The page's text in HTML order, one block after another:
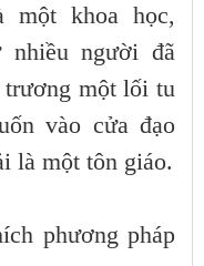
khoa học,
nhiều người đã
một lối tu
vào cửa đạo
là một tôn giáo.
phương pháp